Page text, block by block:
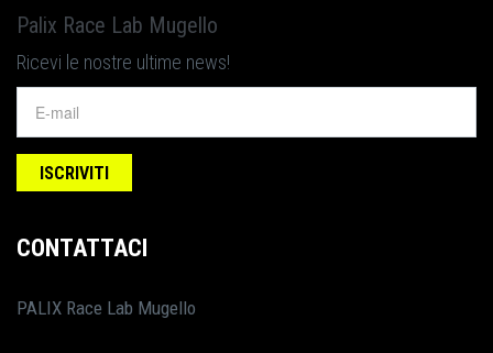
Palix Race Lab Mugello
Ricevi le nostre ultime news!
CONTATTACI
PALIX Race Lab Mugello